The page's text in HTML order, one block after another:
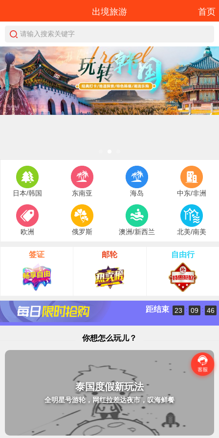
出境旅游 首页
请输入搜索关键字
日本/韩国 东南亚 海岛 中东/非洲
欧洲 俄罗斯 澳洲/新西兰 北美/南美
签证 邮轮 自由行
距结束 23 : 09 : 46
你想怎么玩儿？
泰国度假新玩法
全明星号游轮，网红拉差达夜市，叹海鲜餐